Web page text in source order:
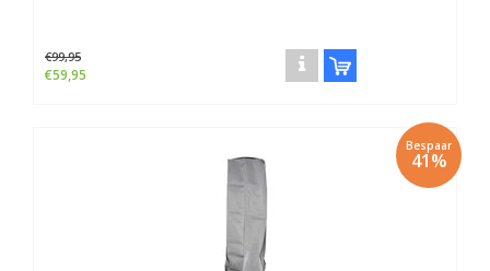
€99,95
€59,95
Bespaar
41%